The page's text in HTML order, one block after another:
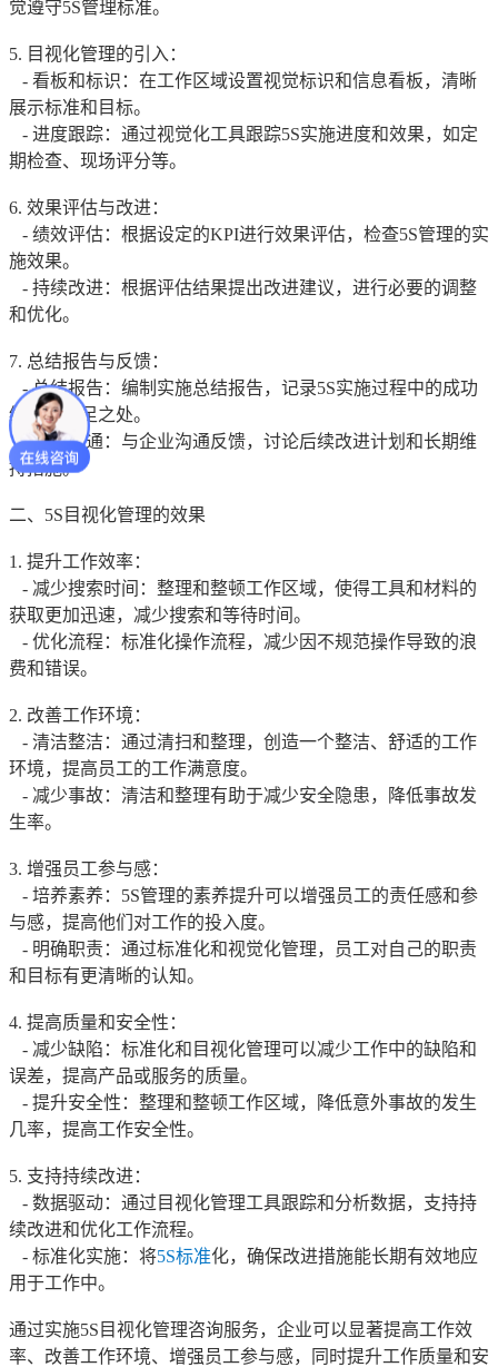
觉遵守5S管理标准。
5. 目视化管理的引入：
- 看板和标识：在工作区域设置视觉标识和信息看板，清晰
展示标准和目标。
- 进度跟踪：通过视觉化工具跟踪5S实施进度和效果，如定
期检查、现场评分等。
6. 效果评估与改进：
- 绩效评估：根据设定的KPI进行效果评估，检查5S管理的实
施效果。
- 持续改进：根据评估结果提出改进建议，进行必要的调整
和优化。
7. 总结报告与反馈：
- 总结报告：编制实施总结报告，记录5S实施过程中的成功
经验和不足之处。
- 反馈沟通：与企业沟通反馈，讨论后续改进计划和长期维
持措施。
二、5S目视化管理的效果
1. 提升工作效率：
- 减少搜索时间：整理和整顿工作区域，使得工具和材料的
获取更加迅速，减少搜索和等待时间。
- 优化流程：标准化操作流程，减少因不规范操作导致的浪
费和错误。
2. 改善工作环境：
- 清洁整洁：通过清扫和整理，创造一个整洁、舒适的工作
环境，提高员工的工作满意度。
- 减少事故：清洁和整理有助于减少安全隐患，降低事故发
生率。
3. 增强员工参与感：
- 培养素养：5S管理的素养提升可以增强员工的责任感和参
与感，提高他们对工作的投入度。
- 明确职责：通过标准化和视觉化管理，员工对自己的职责
和目标有更清晰的认知。
4. 提高质量和安全性：
- 减少缺陷：标准化和目视化管理可以减少工作中的缺陷和
误差，提高产品或服务的质量。
- 提升安全性：整理和整顿工作区域，降低意外事故的发生
几率，提高工作安全性。
5. 支持持续改进：
- 数据驱动：通过目视化管理工具跟踪和分析数据，支持持
续改进和优化工作流程。
- 标准化实施：将5S标准化，确保改进措施能长期有效地应
用于工作中。
通过实施5S目视化管理咨询服务，企业可以显著提高工作效
率、改善工作环境、增强员工参与感，同时提升工作质量和安